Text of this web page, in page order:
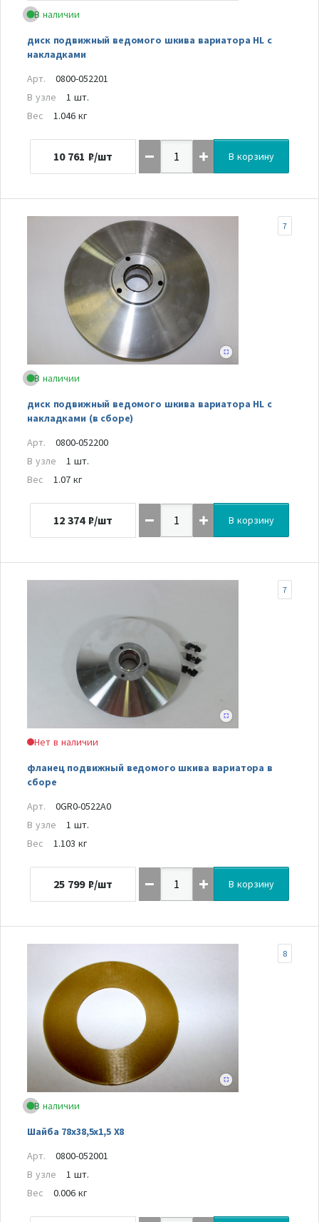
В наличии
диск подвижный ведомого шкива вариатора HL с
накладками
Арт.
0800-052201
В узле
1 шт.
Вес
1.046 кг
10 761 ₽/шт В корзину
В наличии
диск подвижный ведомого шкива вариатора HL с
накладками (в сборе)
7
Арт.
0800-052200
В узле
1 шт.
Вес
1.07 кг
12 374 ₽/шт В корзину
Нет в наличии
фланец подвижный ведомого шкива вариатора в
сборе
7
Арт.
0GR0-0522A0
В узле
1 шт.
Вес
1.103 кг
25 799 ₽/шт В корзину
В наличии
Шайба 78х38,5х1,5 Х8
8
Арт.
0800-052001
В узле
1 шт.
Вес
0.006 кг